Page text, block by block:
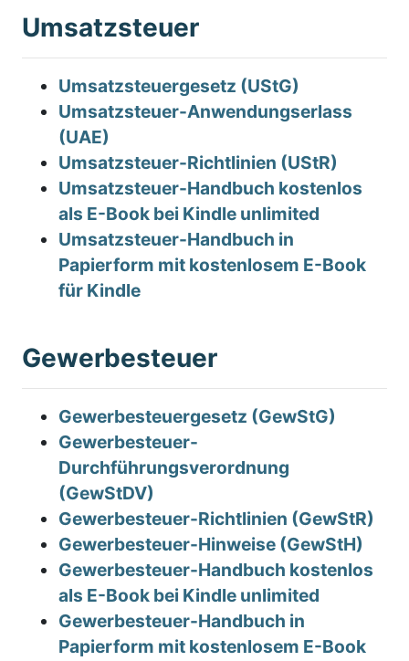
Umsatzsteuer
Umsatzsteuergesetz (UStG)
Umsatzsteuer-Anwendungserlass
(UAE)
Umsatzsteuer-Richtlinien (UStR)
Umsatzsteuer-Handbuch kostenlos
als E-Book bei Kindle unlimited
Umsatzsteuer-Handbuch in
Papierform mit kostenlosem E-Book
für Kindle
Gewerbesteuer
Gewerbesteuergesetz (GewStG)
Gewerbesteuer-
Durchführungsverordnung
(GewStDV)
Gewerbesteuer-Richtlinien (GewStR)
Gewerbesteuer-Hinweise (GewStH)
Gewerbesteuer-Handbuch kostenlos
als E-Book bei Kindle unlimited
Gewerbesteuer-Handbuch in
Papierform mit kostenlosem E-Book